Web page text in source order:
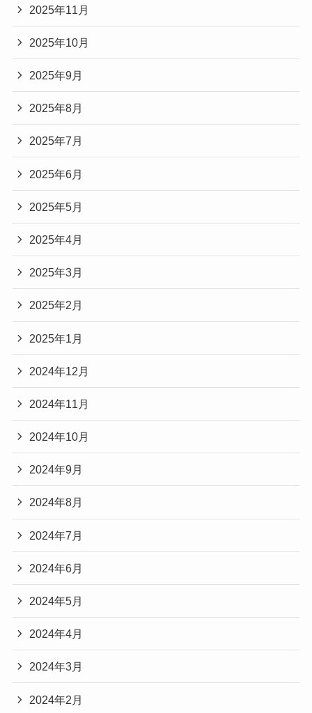
2025年11月
2025年10月
2025年9月
2025年8月
2025年7月
2025年6月
2025年5月
2025年4月
2025年3月
2025年2月
2025年1月
2024年12月
2024年11月
2024年10月
2024年9月
2024年8月
2024年7月
2024年6月
2024年5月
2024年4月
2024年3月
2024年2月